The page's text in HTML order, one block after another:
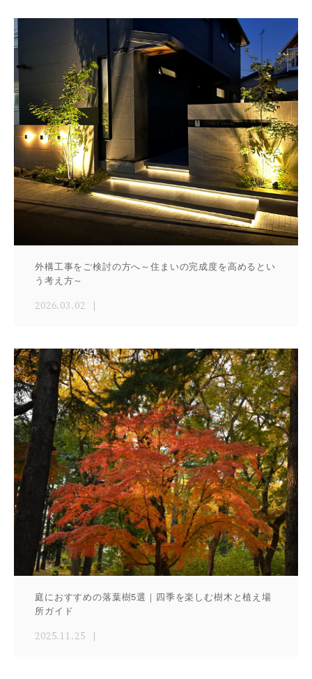
外構工事をご検討の方へ～住まいの完成度を高めるとい
う考え方～
2026.03.02
庭におすすめの落葉樹5選｜四季を楽しむ樹木と植え場
所ガイド
2025.11.25